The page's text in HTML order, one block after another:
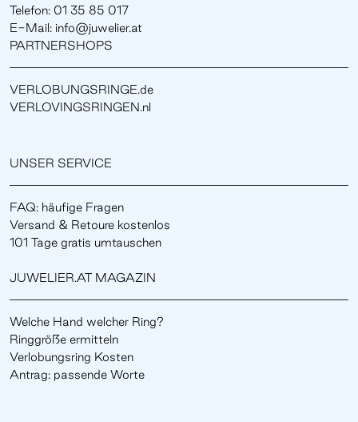
Telefon: 01 35 85 017
E-Mail: info@juwelier.at
PARTNERSHOPS
VERLOBUNGSRINGE.de
VERLOVINGSRINGEN.nl
UNSER SERVICE
FAQ: häufige Fragen
Versand & Retoure kostenlos
101 Tage gratis umtauschen
JUWELIER.AT MAGAZIN
Welche Hand welcher Ring?
Ringgröße ermitteln
Verlobungsring Kosten
Antrag: passende Worte